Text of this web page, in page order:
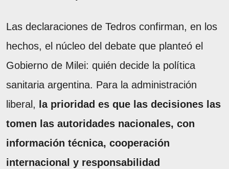
Las declaraciones de Tedros confirman, en los
hechos, el núcleo del debate que planteó el
Gobierno de Milei: quién decide la política
sanitaria argentina. Para la administración
liberal,
la prioridad es que las decisiones las
tomen las autoridades nacionales, con
información técnica, cooperación
internacional y responsabilidad